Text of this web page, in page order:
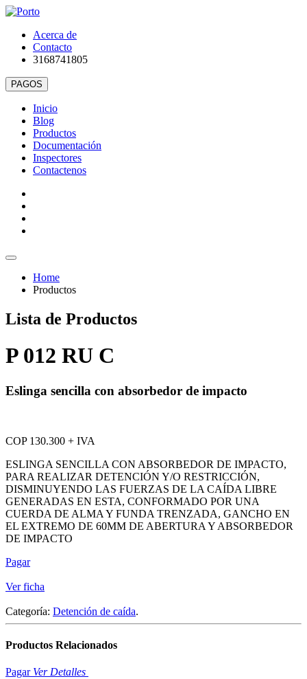
Acerca de
Contacto
3168741805
Inicio
Blog
Productos
Documentación
Inspectores
Contactenos
Home
Productos
Lista de Productos
P 012 RU C
Eslinga sencilla con absorbedor de impacto
COP 130.300 + IVA
ESLINGA SENCILLA CON ABSORBEDOR DE IMPACTO,
PARA REALIZAR DETENCIÓN Y/O RESTRICCIÓN,
DISMINUYENDO LAS FUERZAS DE LA CAÍDA LIBRE
GENERADAS EN ESTA, CONFORMADO POR UNA
CUERDA DE ALMA Y FUNDA TRENZADA, GANCHO EN
EL EXTREMO DE 60MM DE ABERTURA Y ABSORBEDOR
DE IMPACTO
Pagar
Ver ficha
Categoría: Detención de caída.
Productos Relacionados
Pagar Ver Detalles